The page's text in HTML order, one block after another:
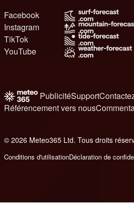
Facebook
Instagram
TikTok
YouTube
PublicitéSupport
Référencement vers nous
© 2026 Meteo365 Ltd. Tous droits
Conditions d'utilisationDéclaration de